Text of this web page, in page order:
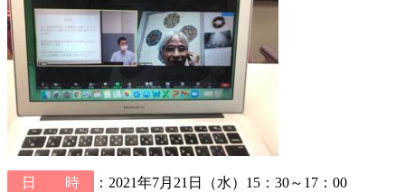
日 時
：2021年7月21日（水）15：30～17：00